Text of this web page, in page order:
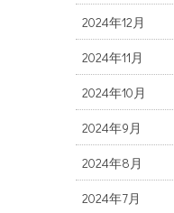
2024年12月
2024年11月
2024年10月
2024年9月
2024年8月
2024年7月